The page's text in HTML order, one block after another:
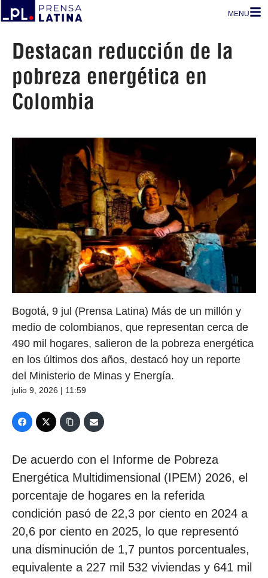
MENU
Destacan reducción de la
pobreza energética en
Colombia
Bogotá, 9 jul (Prensa Latina) Más de un millón y
medio de colombianos, que representan cerca de
490 mil hogares, salieron de la pobreza energética
en los últimos dos años, destacó hoy un reporte
del Ministerio de Minas y Energía.
julio 9, 2026 | 11:59
De acuerdo con el Informe de Pobreza
Energética Multidimensional (IPEM) 2026, el
porcentaje de hogares en la referida
condición pasó de 22,3 por ciento en 2024 a
20,6 por ciento en 2025, lo que representó
una disminución de 1,7 puntos porcentuales,
equivalente a 227 mil 532 viviendas y 641 mil